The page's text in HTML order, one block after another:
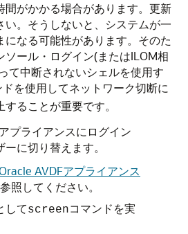
間がかかる場合があります。更新
い。そうしないと、システムが一
になる可能性があります。そのた
ソール・ログイン(またはILOM相
て中断されないシェルを使用す
ドを使用してネットワーク切断に
ることが重要です。
プライアンスにログイン
ーに切り替えます。
AVDFアプライアンス
照してください。
してscreenコマンドを実